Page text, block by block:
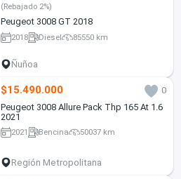
(Rebajado 2%)
Peugeot 3008 GT 2018
2018 Diesel 85550 km
Ñuñoa
$15.490.000
0
Peugeot 3008 Allure Pack Thp 165 At 1.6
2021
2021 Bencina 50037 km
Región Metropolitana